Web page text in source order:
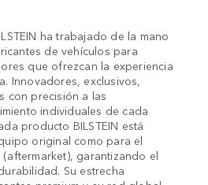
ha trabajado de la mano
de vehículos para
que ofrezcan la experiencia
Innovadores, exclusivos,
con precisión a las
individuales de cada
producto BILSTEIN está
original como para el
garantizando el
Su estrecha